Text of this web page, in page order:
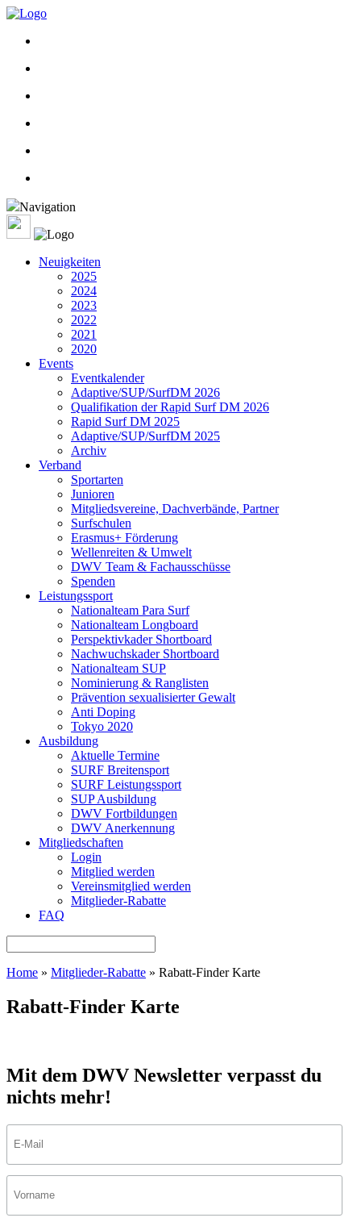
Navigation
Neuigkeiten
2025
2024
2023
2022
2021
2020
Events
Eventkalender
Adaptive/SUP/SurfDM 2026
Qualifikation der Rapid Surf DM 2026
Rapid Surf DM 2025
Adaptive/SUP/SurfDM 2025
Archiv
Verband
Sportarten
Junioren
Mitgliedsvereine, Dachverbände, Partner
Surfschulen
Erasmus+ Förderung
Wellenreiten & Umwelt
DWV Team & Fachausschüsse
Spenden
Leistungssport
Nationalteam Para Surf
Nationalteam Longboard
Perspektivkader Shortboard
Nachwuchskader Shortboard
Nationalteam SUP
Nominierung & Ranglisten
Prävention sexualisierter Gewalt
Anti Doping
Tokyo 2020
Ausbildung
Aktuelle Termine
SURF Breitensport
SURF Leistungssport
SUP Ausbildung
DWV Fortbildungen
DWV Anerkennung
Mitgliedschaften
Login
Mitglied werden
Vereinsmitglied werden
Mitglieder-Rabatte
FAQ
Home » Mitglieder-Rabatte » Rabatt-Finder Karte
Rabatt-Finder Karte
Mit dem DWV Newsletter verpasst du
nichts mehr!